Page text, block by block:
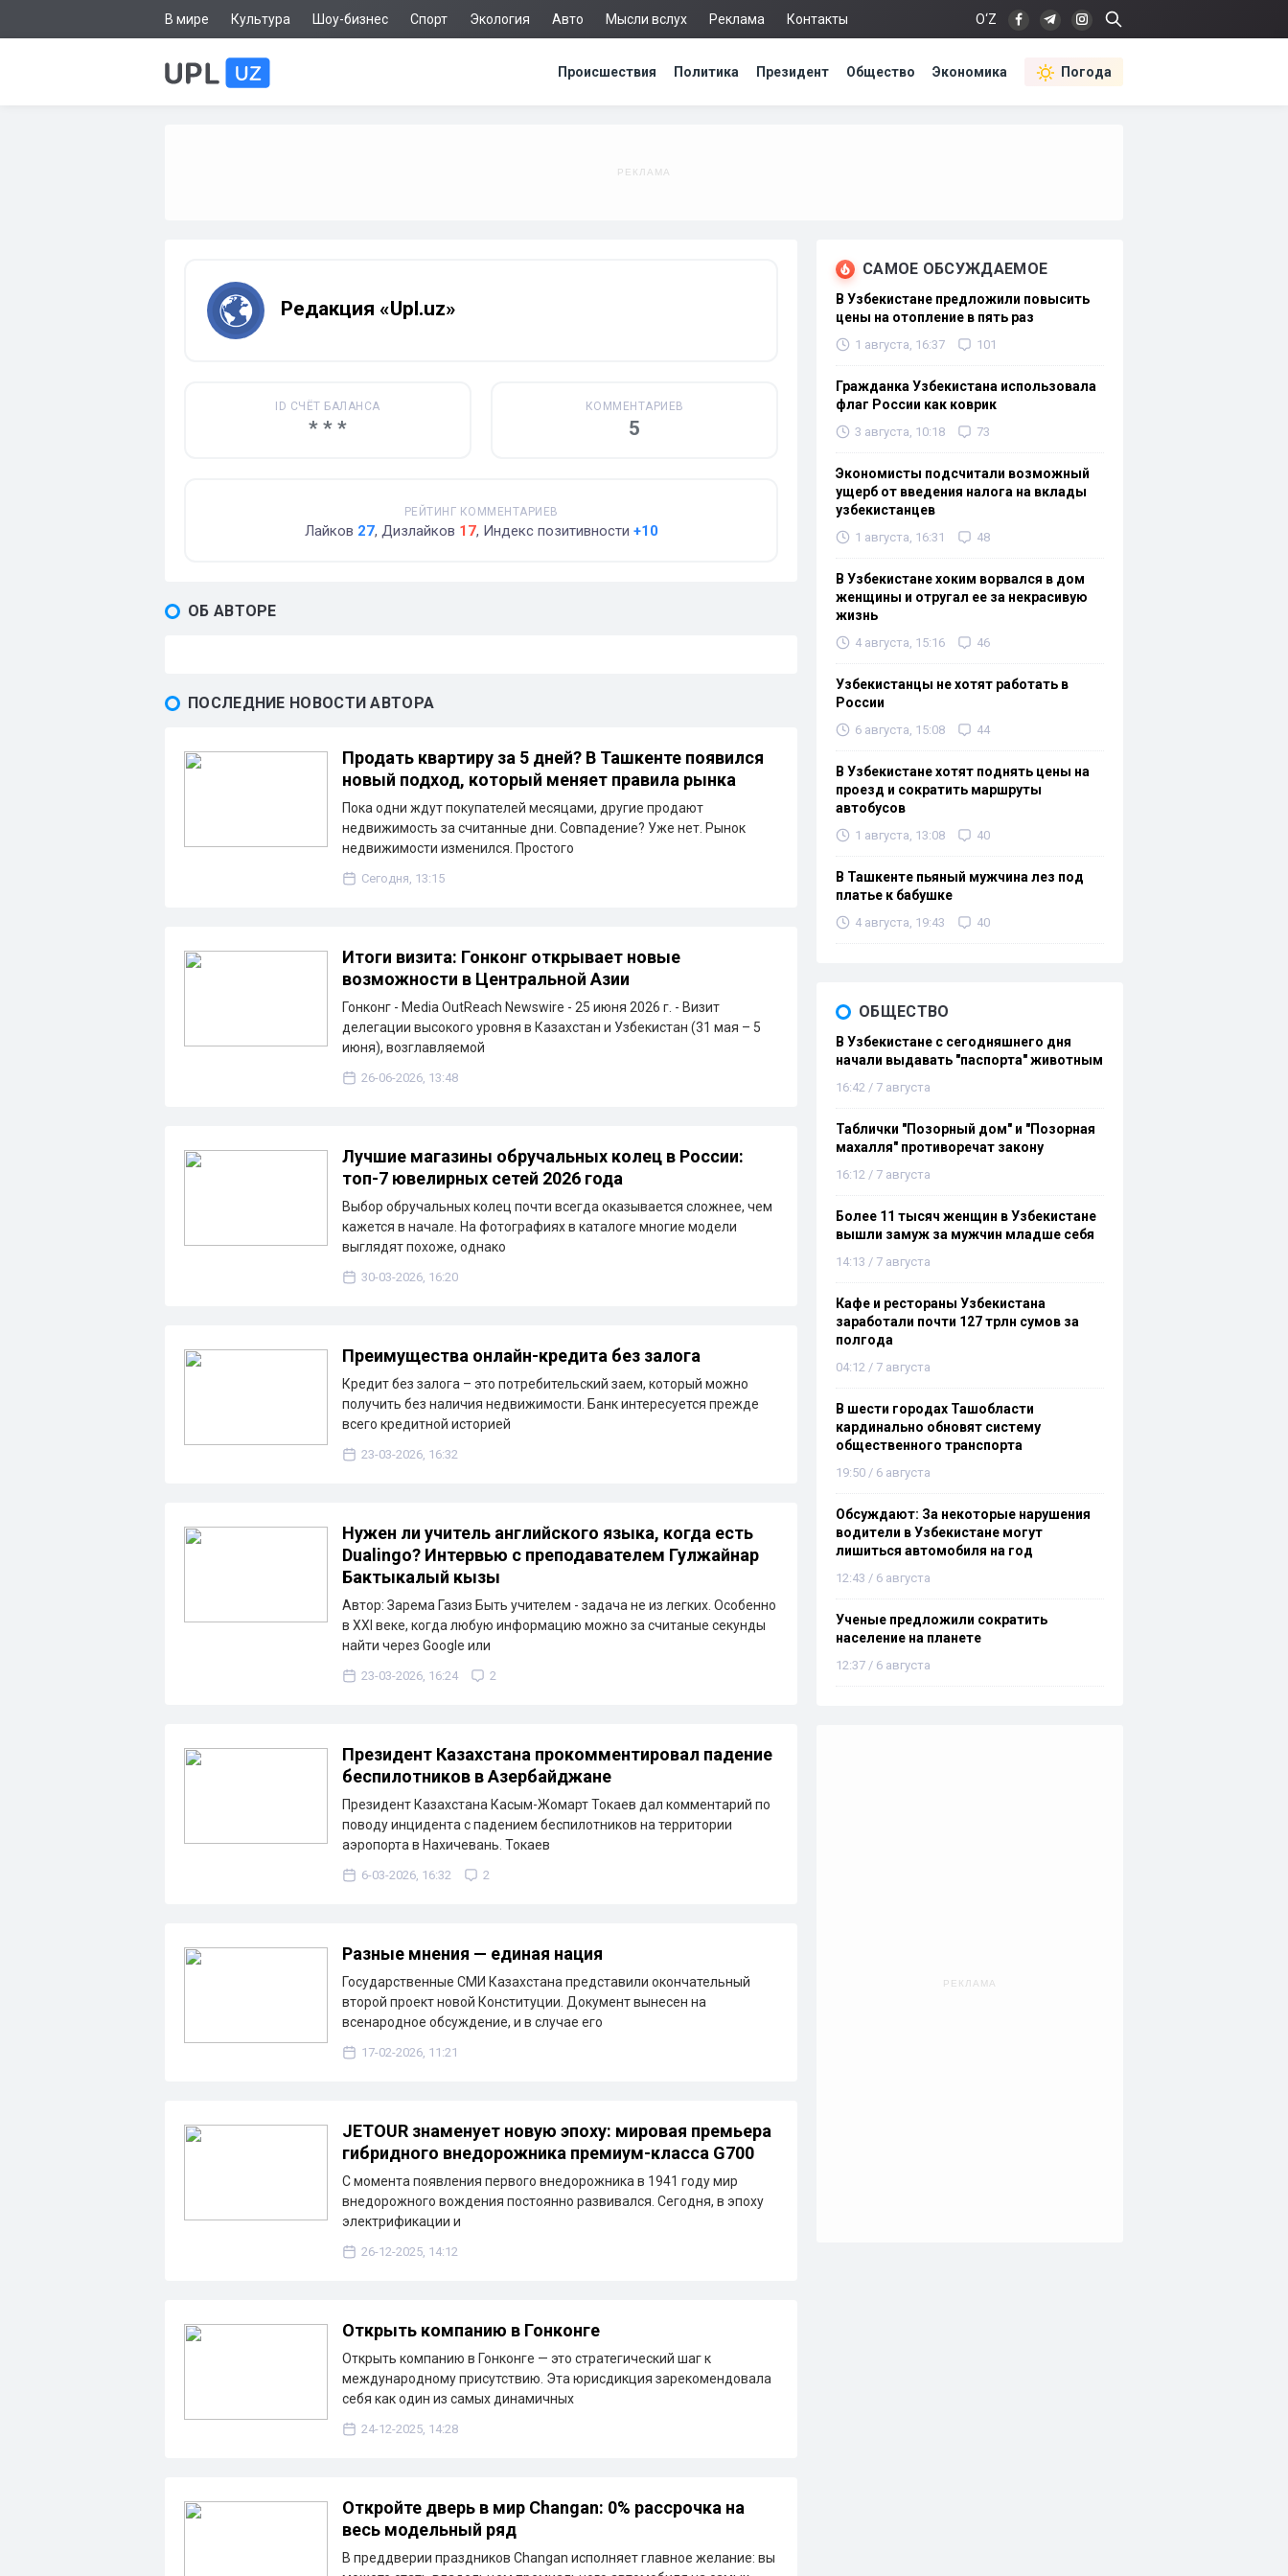
В мире Культура Шоу-бизнес Спорт Экология Авто Мысли вслух Реклама Контакты O‘Z
Происшествия Политика Президент Общество Экономика Погода
Редакция «Upl.uz»
ID СЧЁТ БАЛАНСА
* * *
КОММЕНТАРИЕВ
5
РЕЙТИНГ КОММЕНТАРИЕВ
Лайков 27, Дизлайков 17, Индекс позитивности +10
ОБ АВТОРЕ
ПОСЛЕДНИЕ НОВОСТИ АВТОРА
Продать квартиру за 5 дней? В Ташкенте появился
новый подход, который меняет правила рынка
Пока одни ждут покупателей месяцами, другие продают
недвижимость за считанные дни. Совпадение? Уже нет. Рынок
недвижимости изменился. Простого
Сегодня, 13:15
Итоги визита: Гонконг открывает новые
возможности в Центральной Азии
Гонконг - Media OutReach Newswire - 25 июня 2026 г. - Визит
делегации высокого уровня в Казахстан и Узбекистан (31 мая – 5
июня), возглавляемой
26-06-2026, 13:48
Лучшие магазины обручальных колец в России:
топ-7 ювелирных сетей 2026 года
Выбор обручальных колец почти всегда оказывается сложнее, чем
кажется в начале. На фотографиях в каталоге многие модели
выглядят похоже, однако
30-03-2026, 16:20
Преимущества онлайн-кредита без залога
Кредит без залога – это потребительский заем, который можно
получить без наличия недвижимости. Банк интересуется прежде
всего кредитной историей
23-03-2026, 16:32
Нужен ли учитель английского языка, когда есть
Dualingo? Интервью с преподавателем Гулжайнар
Бактыкалый кызы
Автор: Зарема Газиз Быть учителем - задача не из легких. Особенно
в XXI веке, когда любую информацию можно за считаные секунды
найти через Google или
23-03-2026, 16:24 2
Президент Казахстана прокомментировал падение
беспилотников в Азербайджане
Президент Казахстана Касым-Жомарт Токаев дал комментарий по
поводу инцидента с падением беспилотников на территории
аэропорта в Нахичевань. Токаев
6-03-2026, 16:32 2
Разные мнения — единая нация
Государственные СМИ Казахстана представили окончательный
второй проект новой Конституции. Документ вынесен на
всенародное обсуждение, и в случае его
17-02-2026, 11:21
JETOUR знаменует новую эпоху: мировая премьера
гибридного внедорожника премиум-класса G700
С момента появления первого внедорожника в 1941 году мир
внедорожного вождения постоянно развивался. Сегодня, в эпоху
электрификации и
26-12-2025, 14:12
Открыть компанию в Гонконге
Открыть компанию в Гонконге — это стратегический шаг к
международному присутствию. Эта юрисдикция зарекомендовала
себя как один из самых динамичных
24-12-2025, 14:28
Откройте дверь в мир Changan: 0% рассрочка на
весь модельный ряд
В преддверии праздников Changan исполняет главное желание: вы
САМОЕ ОБСУЖДАЕМОЕ
В Узбекистане предложили повысить
цены на отопление в пять раз
1 августа, 16:37 101
Гражданка Узбекистана использовала
флаг России как коврик
3 августа, 10:18 73
Экономисты подсчитали возможный
ущерб от введения налога на вклады
узбекистанцев
1 августа, 16:31 48
В Узбекистане хоким ворвался в дом
женщины и отругал ее за некрасивую
жизнь
4 августа, 15:16 46
Узбекистанцы не хотят работать в
России
6 августа, 15:08 44
В Узбекистане хотят поднять цены на
проезд и сократить маршруты
автобусов
1 августа, 13:08 40
В Ташкенте пьяный мужчина лез под
платье к бабушке
4 августа, 19:43 40
ОБЩЕСТВО
В Узбекистане с сегодняшнего дня
начали выдавать "паспорта" животным
16:42 / 7 августа
Таблички "Позорный дом" и "Позорная
махалля" противоречат закону
16:12 / 7 августа
Более 11 тысяч женщин в Узбекистане
вышли замуж за мужчин младше себя
14:13 / 7 августа
Кафе и рестораны Узбекистана
заработали почти 127 трлн сумов за
полгода
04:12 / 7 августа
В шести городах Ташобласти
кардинально обновят систему
общественного транспорта
19:50 / 6 августа
Обсуждают: За некоторые нарушения
водители в Узбекистане могут
лишиться автомобиля на год
12:43 / 6 августа
Ученые предложили сократить
население на планете
12:37 / 6 августа